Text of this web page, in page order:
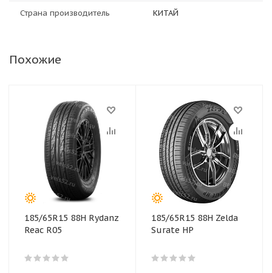
Страна производитель КИТАЙ
Похожие
185/65R15 88H Rydanz
Reac R05
185/65R15 88H Zelda
Surate HP